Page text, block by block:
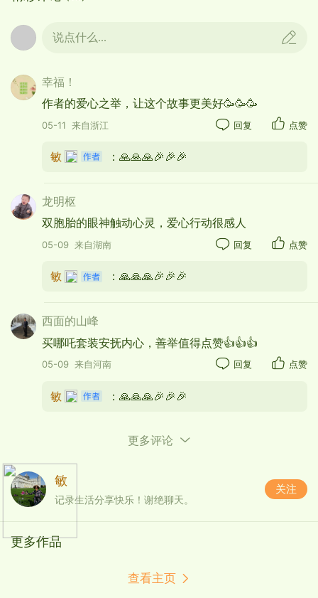
和宝贝母亲见面时又跑来一个男孩，原来他是双胞
一个6岁的男孩，如果事先知道一定也会为他买一套
槟榔厂打工（昨天休班在家）每天计件工资月收入
子。姑婆开小卖铺挣点零钱…(阿婆是宝贝爷爷的姑
姑，辈分很高的呀！）
说点什么...
幸福！
作者的爱心之举，让这个故事更美好🥳🥳🥳
05-11 来自浙江 回复 点赞
敏 ：🙏🙏🙏🎉🎉🎉
龙明枢
双胞胎的眼神触动心灵，爱心行动很感人
05-09 来自湖南 回复 点赞
敏 ：🙏🙏🙏🎉🎉🎉
西面的山峰
买哪吒套装安抚内心，善举值得点赞👍👍👍
05-09 来自河南 回复 点赞
敏 ：🙏🙏🙏🎉🎉🎉
更多评论
敏
记录生活分享快乐！谢绝聊天。
关注
更多作品
查看主页